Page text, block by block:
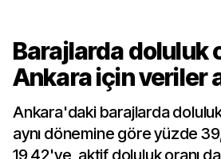
Barajlarda doluluk
Ankara için veriler
Ankara'daki barajlarda doluluk
aynı dönemine göre yüzde
19,42'ye, aktif doluluk oranı